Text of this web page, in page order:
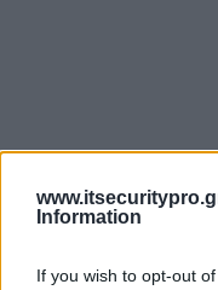
Information
If you wish to opt-out